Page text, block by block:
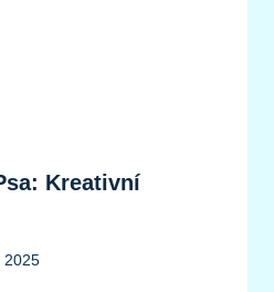
Kreativní
2025